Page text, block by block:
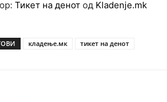
Тикет на денот од Kladenje.mk
кладење.мк тикет на денот